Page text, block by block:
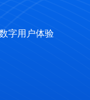
字用户体验